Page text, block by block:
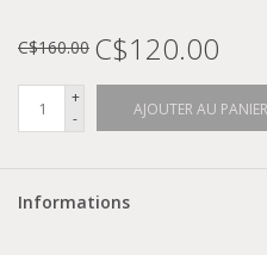
C$160.00 C$120.00
+
-
AJOUTER AU PANIER
Informations